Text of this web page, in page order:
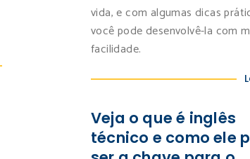
vida, e com algumas dicas
você pode desenvolvê-la com
facilidade.
Veja o que é inglês
técnico e como ele